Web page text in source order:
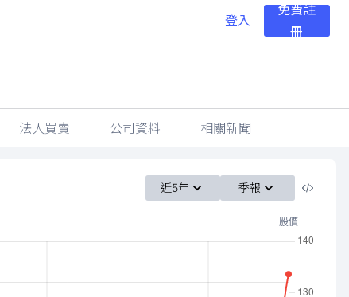
登入
免費註
冊
法人買賣 公司資料 相關新聞
近5年 季報